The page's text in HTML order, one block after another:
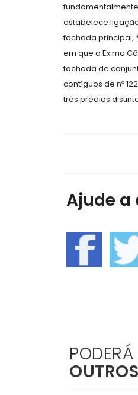
estabelece
fachada principal;
em que a Ex.ma
fachada de
contíguos de nº
três prédios
Ajude a